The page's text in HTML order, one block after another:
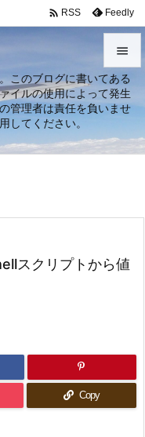
このブログに書いてある
イルの使用によって発生
管理者は責任を負いませ
してください。


メニュ
サイド
次へ
検索
 RSS Feedly
スクリプトから値
Copy